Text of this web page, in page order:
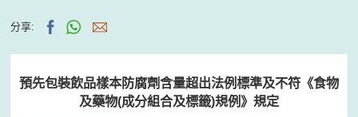
分享:
預先包裝飲品樣本防腐劑含量超出法例標準及不符《食物
及藥物(成分組合及標籤)規例》規定